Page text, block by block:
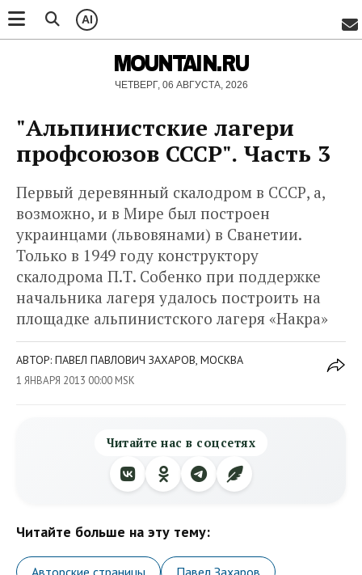
AI
MOUNTAIN.RU
ЧЕТВЕРГ, 06 АВГУСТА, 2026
"Альпинистские лагери
профсоюзов СССР". Часть 3
Первый деревянный скалодром в СССР, а,
возможно, и в Мире был построен
украинцами (львовянами) в Сванетии.
Только в 1949 году конструктору
скалодрома П.Т. Собенко при поддержке
начальника лагеря удалось построить на
площадке альпинистского лагеря «Накра»
АВТОР: ПАВЕЛ ПАВЛОВИЧ ЗАХАРОВ, МОСКВА
1 ЯНВАРЯ 2013 00:00 MSK
Читайте нас в соцсетях
Читайте больше на эту тему:
Авторские страницы Павел Захаров